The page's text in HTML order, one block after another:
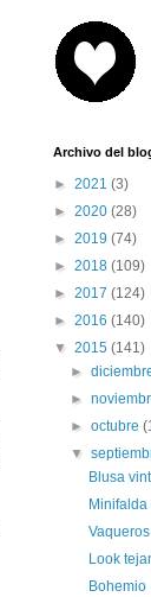
Archivo del
► 2021 (3)
► 2020 (28)
► 2019 (74)
► 2018 (109)
► 2017 (124)
► 2016 (140)
▼ 2015 (141)
►
►
►octubre
▼
Blusa
Look
Bohemio